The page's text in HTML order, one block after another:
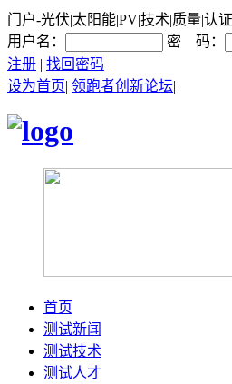
门户-光伏|太阳能|PV|技术|质量|认
用户名：
密 码：
注册 | 找回密码
设为首页| 领跑者创新论坛|
首页
测试新闻
测试技术
测试人才